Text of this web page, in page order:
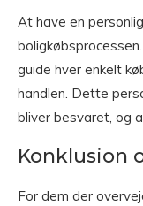
At have en
guide hver enkelt
handlen. Dette
bliver besvaret, og
Konklusion
For dem der